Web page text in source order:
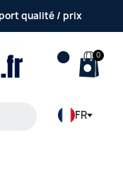
qualité / prix
par une équipe
FR